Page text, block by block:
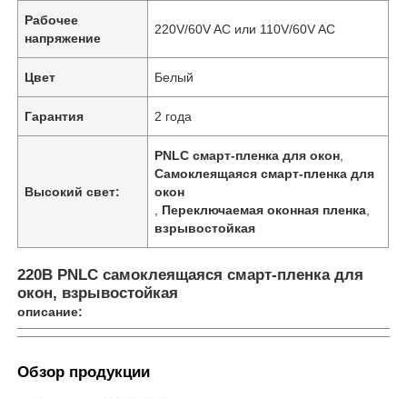
Главная страница
Продукция
Рабочее
напряжение
220V/60V AC или 110V/60V AC
Цвет Белый
Гарантия 2 года
Высокий свет:
PNLC смарт-пленка для окон
Самоклеящаяся смарт-пленка для
окон
Переключаемая оконная пленка
взрывостойкая
220В PNLC самоклеящаяся смарт-пленка для
окон, взрывостойкая
описание:
Обзор продукции